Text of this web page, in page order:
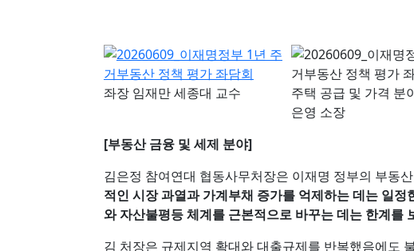
좌장 임재만 세종대 교수
주택 공급 및 가격 분
은영 소장
[부동산 금융 및 세제 분야]
김은정 참여연대 협동사무처장은 이재명 정부의 부동
적인 시장 과열과 가계부채 증가를 억제하는 데는 일
와 자산불평등 체계를 근본적으로 바꾸는 데는 한계를
김 처장은 규제지역 확대와 대출규제를 반복했음에도